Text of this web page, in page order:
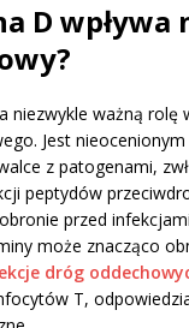
D wpływa
niezwykle ważną rolę
Jest nieocenionym
z patogenami,
peptydów
przed
może znacząco
dróg
T,